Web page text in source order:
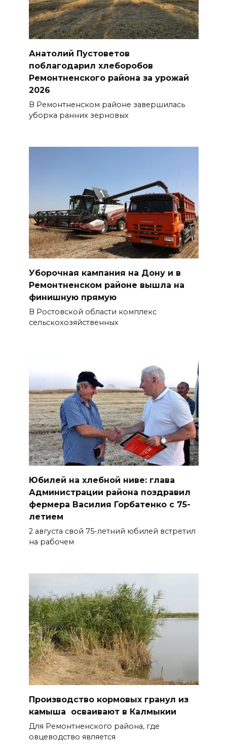
Анатолий Пустоветов
поблагодарил хлеборобов
Ремонтненского района за урожай
2026
В Ремонтненском районе завершилась
уборка ранних зерновых
Уборочная кампания на Дону и в
Ремонтненском районе вышла на
финишную прямую
В Ростовской области комплекс
сельскохозяйственных
Юбилей на хлебной ниве: глава
Администрации района поздравил
фермера Василия Горбатенко с 75-
летием
2 августа свой 75-летний юбилей встретил
на рабочем
Производство кормовых гранул из
камыша осваивают в Калмыкии
Для Ремонтненского района, где
овцеводство является